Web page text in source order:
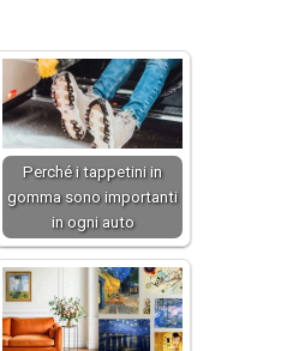
Perché i tappetini in
gomma sono importanti
in ogni auto